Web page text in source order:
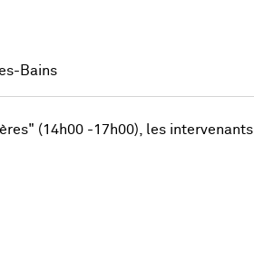
Bains
(14h00 -17h00), les intervenants